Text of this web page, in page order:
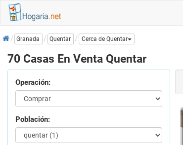
InicioGranada Quentar Cerca de Quentar
70 Casas En Venta Quentar
Operación:
Población: